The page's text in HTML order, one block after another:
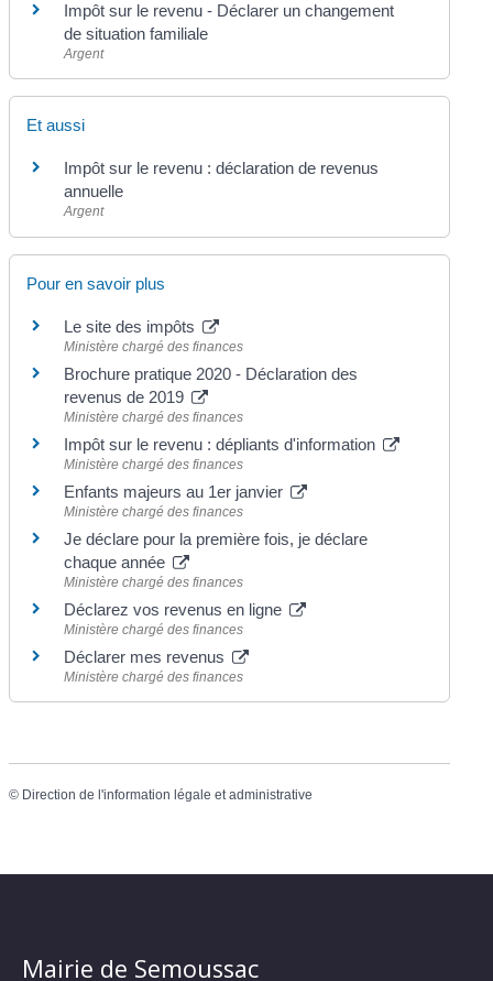
Impôt sur le revenu - Déclarer un changement
de situation familiale
Argent
Et aussi
Impôt sur le revenu : déclaration de revenus
annuelle
Argent
Pour en savoir plus
Le site des impôts
Ministère chargé des finances
Brochure pratique 2020 - Déclaration des
revenus de 2019
Ministère chargé des finances
Impôt sur le revenu : dépliants d'information
Ministère chargé des finances
Enfants majeurs au 1er janvier
Ministère chargé des finances
Je déclare pour la première fois, je déclare
chaque année
Ministère chargé des finances
Déclarez vos revenus en ligne
Ministère chargé des finances
Déclarer mes revenus
Ministère chargé des finances
© Direction de l'information légale et administrative
Mairie de Semoussac